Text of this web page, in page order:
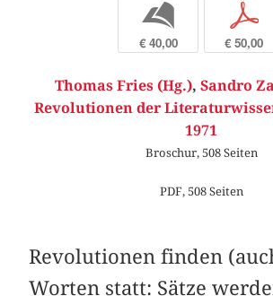
b
€ 40,00
p
€ 50,00
Thomas Fries (Hg.), Sandro
Revolutionen der
1971
Broschur, 508 Seiten
PDF, 508 Seiten
Revolutionen finden
Worten statt: Sätze